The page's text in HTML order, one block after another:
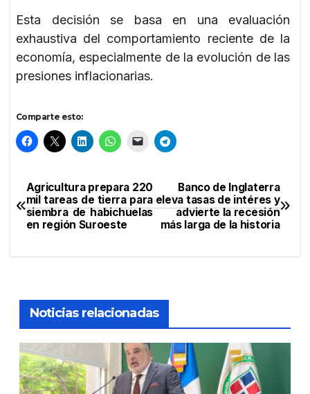
Esta decisión se basa en una evaluación
exhaustiva del comportamiento reciente de la
economía, especialmente de la evolución de las
presiones inflacionarias.
Comparte esto:
Navegación
de
Banco de Inglaterra
eleva tasas de intéres y
advierte la recesión
más larga de la historia
Agricultura prepara 220
mil tareas de tierra para
siembra de habichuelas
en región Suroeste
Noticias relacionadas